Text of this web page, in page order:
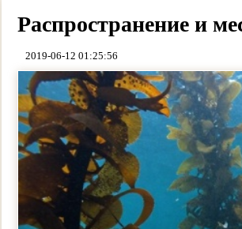
Распространение и
2019-06-12 01:25:56